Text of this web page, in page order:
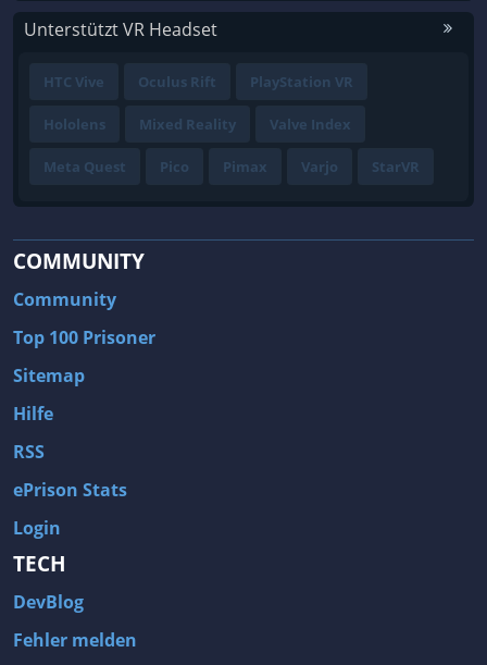
Unterstützt VR Headset
HTC Vive Oculus Rift PlayStation VR
Hololens Mixed Reality Valve Index
Meta Quest Pico Pimax Varjo StarVR
COMMUNITY
Community
Top 100 Prisoner
Sitemap
Hilfe
RSS
ePrison Stats
Login
TECH
DevBlog
Fehler melden